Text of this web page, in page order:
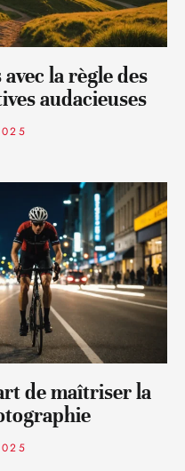
la règle des
audacieuses
de maîtriser la